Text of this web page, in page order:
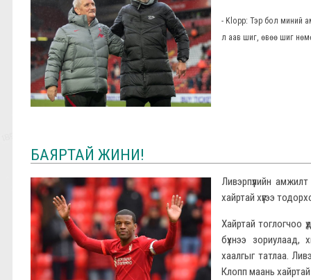
- Klopp: Тэр бол миний
л аав шиг, өвөө шиг нөмөр
БАЯРТАЙ ЖИНИ!
Ливэрпүүлийн
хайртай хүүгээ
Хайртай тоглогчоо
бүхнээ зориулаад,
хаалгыг татлаа.
Клопп маань хайртай